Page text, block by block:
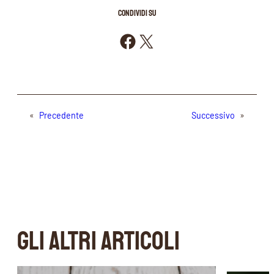
CONDIVIDI SU
Condividi su Facebook
Condividi su X
« Precedente Successivo »
GLI ALTRI ARTICOLI